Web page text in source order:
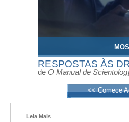
RESPOSTAS ÀS
de O Manual de
<< Comece
Leia Mais